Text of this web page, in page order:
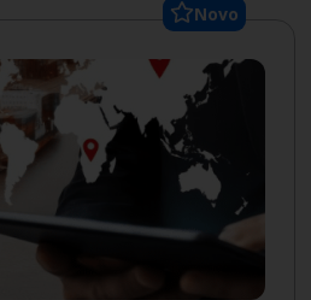
Novo